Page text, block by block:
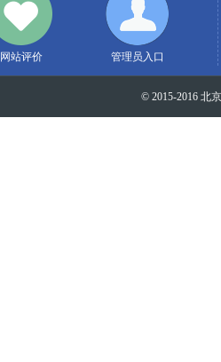
网站评价 管理员入口
© 2015-2016